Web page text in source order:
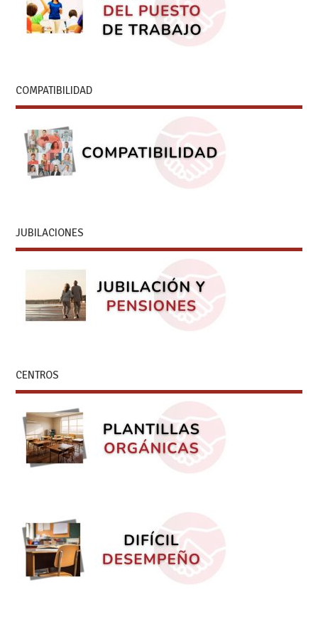
COMPATIBILIDAD
JUBILACIONES
CENTROS